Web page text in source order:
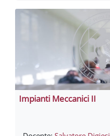
Impianti Meccanici II